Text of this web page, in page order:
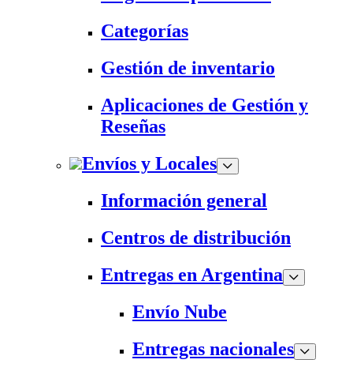
Categorías
Gestión de inventario
Aplicaciones de Gestión y
Reseñas
Envíos y Locales
Información general
Centros de distribución
Entregas en Argentina
Envío Nube
Entregas nacionales